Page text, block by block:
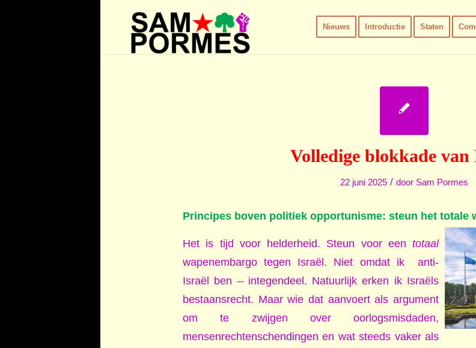
Nieuws Introductie Staten
Volledige blokkade van
22 juni 2025 / door Sam Pormes
Principes boven politiek opportunisme: steun het totale
Het is tijd voor helderheid. Steun voor een totaal
wapenembargo tegen Israël. Niet omdat ik anti-
Israël ben – integendeel. Natuurlijk erken ik Israëls
bestaansrecht. Maar wie dat aanvoert als argument
om te zwijgen over oorlogsmisdaden,
mensenrechtenschendingen en wat steeds vaker als